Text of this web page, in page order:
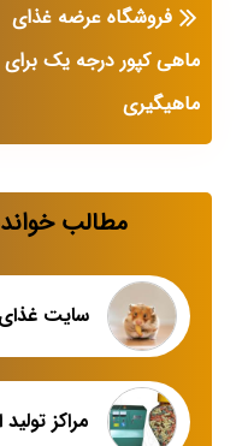
فروشگاه عرضه غذای
ماهی کپور درجه یک برای
ماهیگیری
مطالب
مراکز